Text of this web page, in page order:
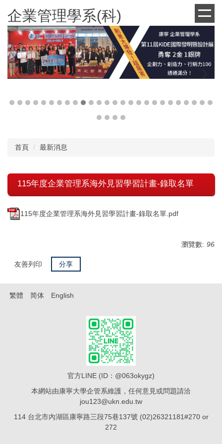
到
主
要
內
容
區
企業管理學系(科)
首頁 最新消息
115年度企業管理系海外見習學習計畫-錄取名單
115年度企業管理系海外見習學習計畫-錄取名單.pdf
瀏覽數: 96
友善列印 分享
繁體 简体 English
官方LINE (ID：@063okygz)
本網站由康寧大學企管系維護，任何意見或問題請洽
jou123@ukn.edu.tw
114 台北市內湖區康寧路三段75巷137號 (02)26321181#270 or
272